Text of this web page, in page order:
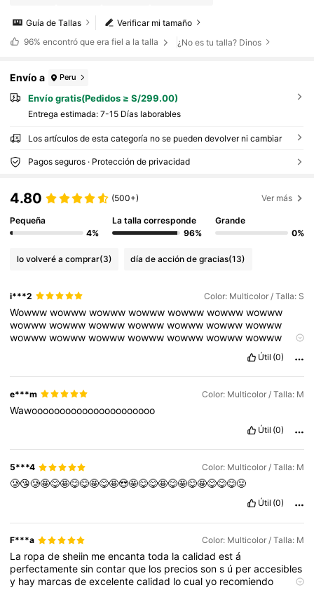
Verificar mi tamaño
Guía de Tallas
96% encontró que era fiel a la talla ¿No es tu talla? Dinos
Envío a Peru
Envío gratis(Pedidos ≥ S/299.00)
Entrega estimada: 7-15 Días laborables
Los artículos de esta categoría no se pueden devolver ni cambiar
Pagos seguros · Protección de privacidad
4.80 (500+) Ver más
Pequeña
4%
La talla corresponde
96%
Grande
0%
lo volveré a comprar(3) día de acción de gracias(13)
i***2 Color: Multicolor / Talla: S
Wowwwwowwwwowwwwowwwwowwwwowwwwowww
wowwwwowwwwowwwwowwwwowwwwowwwwowww
wowwwwowwwwowwwwowwwwowwwwowwwwowww
wowww
wowww
wowwwwowwwwowwwwowwwwowwwwowwwwowww
wowww
wowww
wowww wowww wowwwwowwwwowww
wowwwwowwwwowwwwowww
Útil (0)
e***m Color: Multicolor / Talla: M
Wawoooooooooooooooooooooo
Útil (0)
5***4 Color: Multicolor / Talla: M
🥲😘🥲🤩😋🤩😋😋🤩😋🤩😍🤩😋😋🤩😋🤩😋🤩😋😋😋😛
Útil (0)
F***a Color: Multicolor / Talla: M
La ropadesheiin meencantatoda lacalidadestá
perfectamentesincontarque los preciossons ú peraccesibles
y hay marcasdeexcelentecalidad locualyo recomiendo